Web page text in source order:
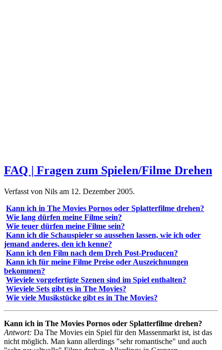
FAQ | Fragen zum Spielen/Filme Drehen
Verfasst von Nils am 12. Dezember 2005.
Kann ich in The Movies Pornos oder Splatterfilme drehen?
Wie lang dürfen meine Filme sein?
Wie teuer dürfen meine Filme sein?
Kann ich die Schauspieler so aussehen lassen, wie ich oder
jemand anderes, den ich kenne?
Kann ich den Film nach dem Dreh Post-Producen?
Kann ich für meine Filme Preise oder Auszeichnungen
bekommen?
Wieviele vorgefertigte Szenen sind im Spiel enthalten?
Wieviele Sets gibt es in The Movies?
Wie viele Musikstücke gibt es in The Movies?
Kann ich in The Movies Pornos oder Splatterfilme drehen?
Antwort: Da The Movies ein Spiel für den Massenmarkt ist, ist das
nicht möglich. Man kann allerdings "sehr romantische" und auch